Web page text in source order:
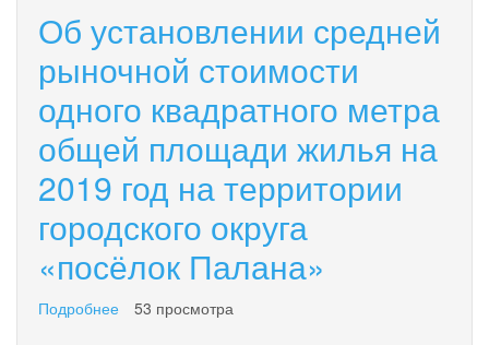
жилищного
фонда»
размера
за
жилым
помещением
(платы
за
наём)
для
нанимателей
жилых
по
Об установлении средней
рыночной стоимости
одного квадратного метра
общей площади жилья на
2019 год на территории
городского округа
«посёлок Палана»
Подробнее 53 просмотра